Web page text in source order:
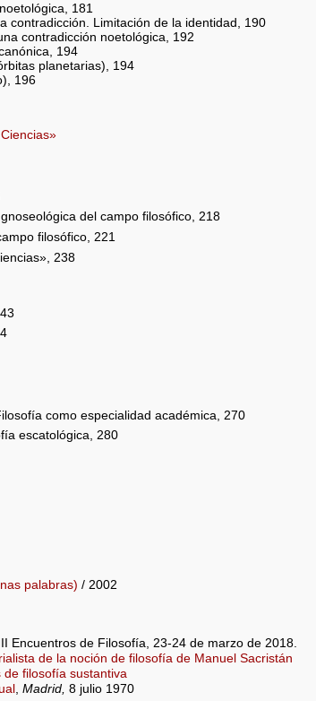
181
contradicción. Limitación de la identidad, 190
contradicción noetológica, 192
194
planetarias), 194
196
del campo filosófico, 218
filosófico, 221
238
como especialidad académica, 270
escatológica, 280
palabras) / 2002
Encuentros de Filosofía, 23-24 de marzo de 2018.
de la noción de filosofía de Manuel Sacristán
filosofía sustantiva
Madrid, 8 julio 1970